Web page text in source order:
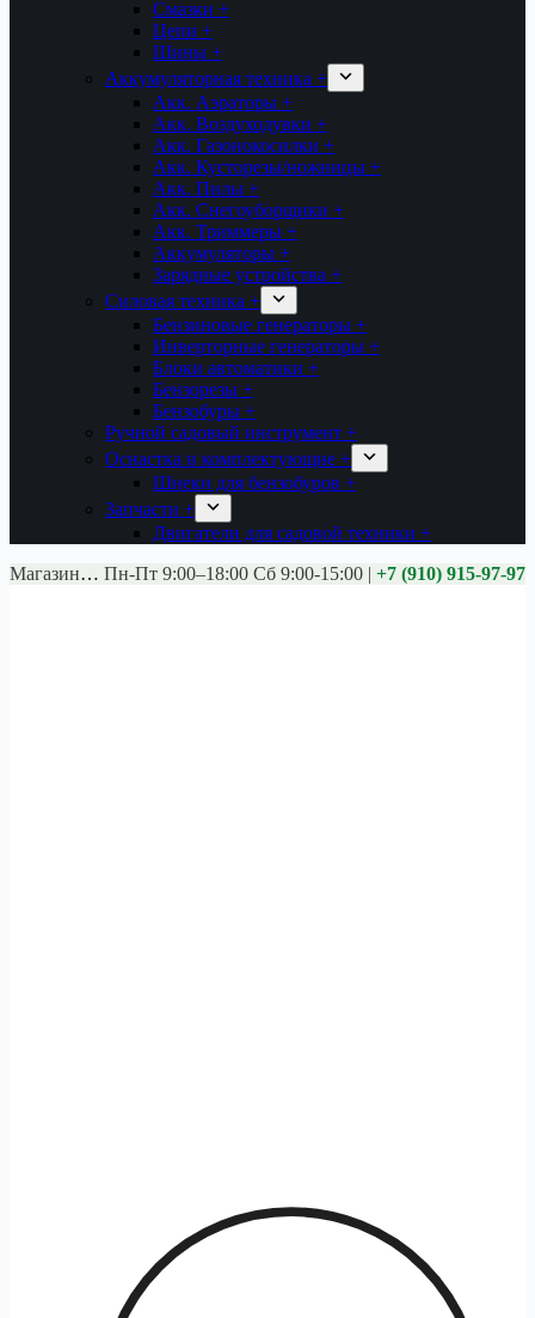
Смазки +
Цепи +
Шины +
Аккумуляторная техника +
Акк. Аэраторы +
Акк. Воздуходувки +
Акк. Газонокосилки +
Акк. Кусторезы/ножницы +
Акк. Пилы +
Акк. Снегоуборщики +
Акк. Триммеры +
Аккумуляторы +
Зарядные устройства +
Силовая техника +
Бензиновые генераторы +
Инверторные генераторы +
Блоки автоматики +
Бензорезы +
Бензобуры +
Ручной садовый инструмент +
Оснастка и комплектующие +
Шнеки для бензобуров +
Запчасти +
Двигатели для садовой техники +
Магазины: Калуга ул. Московская д.113
Пн-Пт 9:00–18:00 Сб 9:00-15:00 | +7 (910) 915-97-97